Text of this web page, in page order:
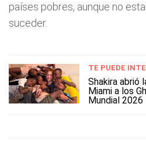
países pobres, aunque no
suceder.
TE PUEDE
Shakira abrió
Miami a los
Mundial 2026